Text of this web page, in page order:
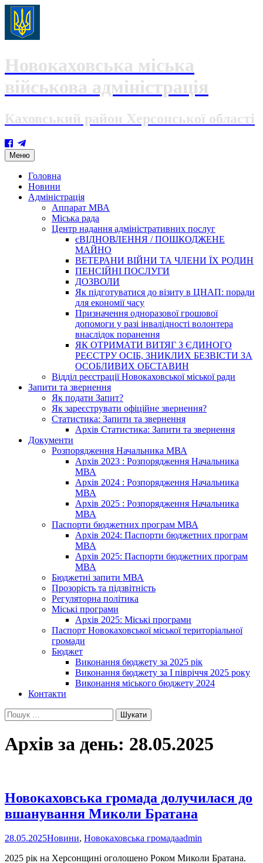
Новокаховська міська
військова адміністрація
Каховський район Херсонської області
Меню Skip
to
content
Головна
Новини
Адміністрація
Аппарат МВА
Міська рада
Центр надання адміністративних послуг
єВІДНОВЛЕННЯ / ПОШКОДЖЕНЕ
МАЙНО
ВЕТЕРАНИ ВІЙНИ ТА ЧЛЕНИ ЇХ РОДИН
ПЕНСІЙНІ ПОСЛУГИ
ДОЗВОЛИ
Як підготуватися до візиту в ЦНАП: поради
для економії часу
Призначення одноразової грошової
допомоги у разі інвалідності волонтера
внаслідок поранення
ЯК ОТРИМАТИ ВИТЯГ З ЄДИНОГО
РЕЄСТРУ ОСІБ, ЗНИКЛИХ БЕЗВІСТИ ЗА
ОСОБЛИВИХ ОБСТАВИН
Відділ реєстрації Новокаховської міської ради
Запити та звернення
Як подати Запит?
Як зареєструвати офіційне звернення?
Статистика: Запити та звернення
Архів Статистика: Запити та звернення
Документи
Розпорядження Начальника МВА
Архів 2023 : Розпорядження Начальника
МВА
Архів 2024 : Розпорядження Начальника
МВА
Архів 2025 : Розпорядження Начальника
МВА
Паспорти бюджетних програм МВА
Архів 2024: Паспорти бюджетних програм
МВА
Архів 2025: Паспорти бюджетних програм
МВА
Бюджетні запити МВА
Прозорість та підзвітність
Регуляторна політика
Міські програми
Архів 2025: Міські програми
Паспорт Новокаховської міської територіальної
громади
Бюджет
Виконання бюджету за 2025 рік
Виконання бюджету за І півріччя 2025 року
Виконання міського бюджету 2024
Контакти
Пошук:
Архів за день: 28.05.2025
Новокаховська громада долучилася до
вшанування Миколи Братана
28.05.2025Новини, Новокаховська громадаadmin
2025 рік на Херсонщині оголошено Роком Миколи Братана.